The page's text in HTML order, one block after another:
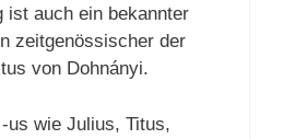
ist auch ein bekannter
zeitgenössischer der
von Dohnányi.
us wie Julius, Titus,